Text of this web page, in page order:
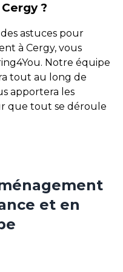
?
astuces pour
à Cergy, vous
Notre équipe
tout au long de
apportera les
que tout se déroule
et en